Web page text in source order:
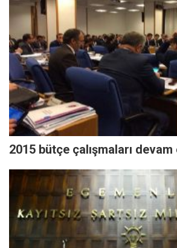
2015 bütçe çalışmaları